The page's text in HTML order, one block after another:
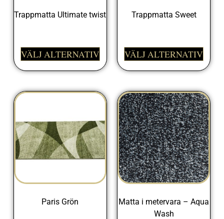
Trappmatta Ultimate twist
VÄLJ ALTERNATIV
Trappmatta Sweet
VÄLJ ALTERNATIV
Paris Grön
Matta i metervara – Aqua
Wash